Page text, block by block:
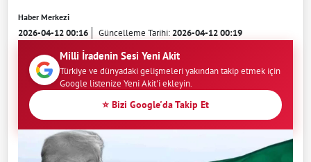
Haber Merkezi
2026-04-12 00:16 Güncelleme Tarihi:2026-04-12 00:19
Milli İradenin Sesi Yeni Akit
Türkiye ve dünyadaki gelişmeleri yakından takip etmek için
Google listenize Yeni Akit'i ekleyin.
⭐ Bizi Google'da Takip Et